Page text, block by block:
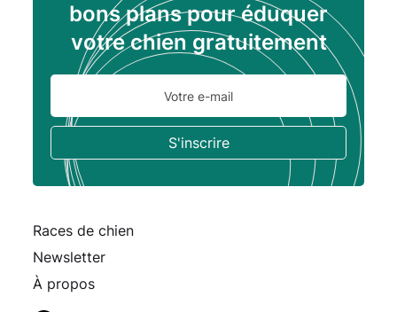
bons plans pour éduquer
votre chien gratuitement
Races de chien
Newsletter
À propos